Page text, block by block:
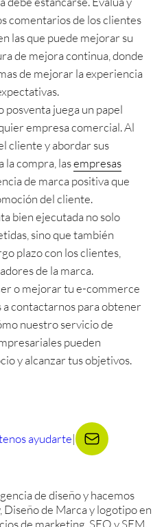
comentarios de los clientes
las que puede mejorar su
de mejora continua, donde
de mejorar la experiencia
posventa juega un papel
empresa comercial. Al
cliente y abordar sus
la compra, lasempresas
de marca positiva que
del cliente.
bien ejecutada no solo
sino que también
plazo con los clientes,
de la marca.
o mejorar tu e-commerce
a contactarnos para obtener
nuestro servicio de
pueden
y alcanzar tus objetivos.
ayudarte|
de diseño y hacemos
de Marca y logotipo en
de marketing, SEO y SEM.